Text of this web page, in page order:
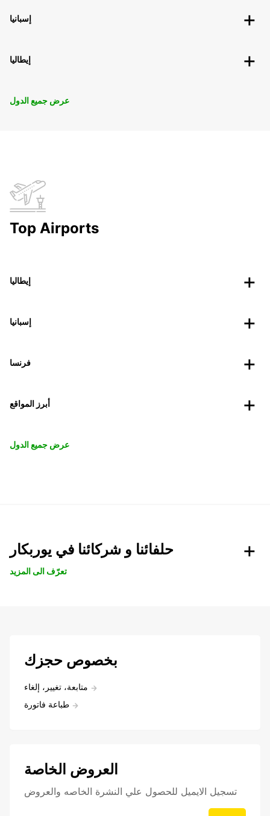
إسبانيا
إيطاليا
عرض جميع الدول
Top Airports
إيطاليا
إسبانيا
فرنسا
أبرز المواقع
عرض جميع الدول
حلفائنا و شركائنا في يوربكار
تعرّف الى المزيد
بخصوص حجزك
متابعة، تغيير، إلغاء
طباعة فاتورة
العروض الخاصة
تسجيل الايميل للحصول علي النشرة الخاصه والعروض